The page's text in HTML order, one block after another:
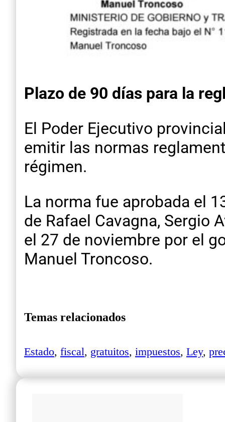
Plazo de 90 días para la
El Poder Ejecutivo
emitir las normas
régimen.
La norma fue aprobada el
de Rafael Cavagna, Sergio
el 27 de noviembre por el
Manuel Troncoso.
Temas relacionados
Estado, fiscal, gratuitos, impuestos, Ley,